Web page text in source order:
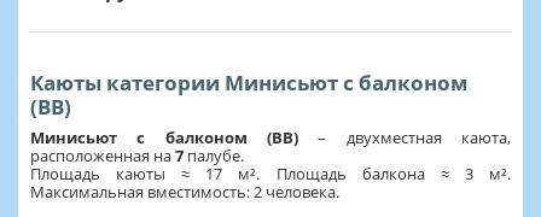
Каюты категории Минисьют с балконом
(BB)
Минисьют с балконом (BB)– двухместная каюта,
расположенная на7 палубе.
Площадь каюты ≈ 17 м². Площадь балкона ≈ 3 м².
Максимальная вместимость: 2 человека.